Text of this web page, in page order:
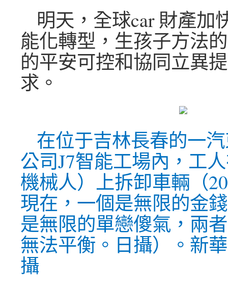
明天，全球car 財產加
能化轉型，生孩子方法
的平安可控和協同立異
求。
在位于吉林長春的一
公司J7智能工場內，工
機械人）上拆卸車輛（
現在，一個是無限的金
是無限的單戀傻氣，兩
無法平衡。日攝）。新
攝